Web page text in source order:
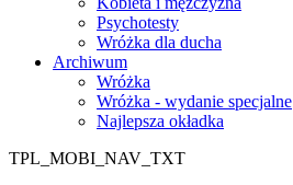
Psychotesty
Wróżka dla ducha
Archiwum
Wróżka
Wróżka - wydanie specjalne
Najlepsza okładka
TPL_MOBI_NAV_TXT